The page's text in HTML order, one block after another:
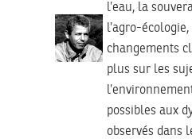
l’eau, la
l’agro-
changements
plus sur les
possibles aux
observés dans